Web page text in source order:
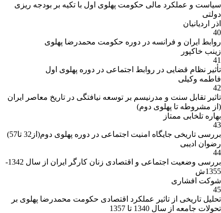
سیاست و عملکرد مالی حکومت پهلوی اول با تکیه بر بودجه ریزی
دولتی
اذر اردیانیان
40
روابط ایران و فرانسه در دوره حکومت محمدرضا پهلوی
زینب خاکپور
41
تأثیر نظام قضایی در روابط اجتماعی در دوره پهلوی اول
فاطمه وکیلی
42
تاثیر تقابل سنت و مدرنیسم بر توسعه نیافتگی در تاریخ معاصر ایران
(از مشروطه تا پهلوی دوم)
بهاره تلخابی ممتاز
43
بررسی تاریخی جایگاه امنیت اجتماعی در دوره پهلوی دوم(از32 تا57)
رضوان ادیبی
44
بررسی وضعیت اجتماعی و اقتصادی زنان کارگر ایران از سال 1342-
1355ش
شوکت افشاری
45
تحلیل تاریخی از تاثیر عملکرد اقتصادی حکومت محمدرضا پهلوی بر
تحولات جامعه از سال 1340 تا 1357